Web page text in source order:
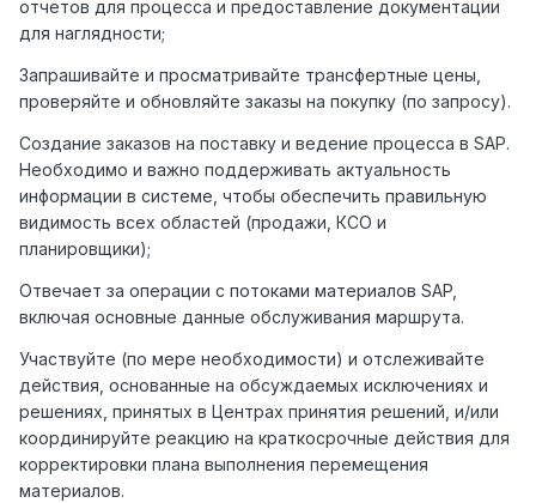
отчетов для процесса и предоставление документации
для наглядности;
Запрашивайте и просматривайте трансфертные цены,
проверяйте и обновляйте заказы на покупку (по запросу).
Создание заказов на поставку и ведение процесса в SAP.
Необходимо и важно поддерживать актуальность
информации в системе, чтобы обеспечить правильную
видимость всех областей (продажи, КСО и
планировщики);
Отвечает за операции с потоками материалов SAP,
включая основные данные обслуживания маршрута.
Участвуйте (по мере необходимости) и отслеживайте
действия, основанные на обсуждаемых исключениях и
решениях, принятых в Центрах принятия решений, и/или
координируйте реакцию на краткосрочные действия для
корректировки плана выполнения перемещения
материалов.